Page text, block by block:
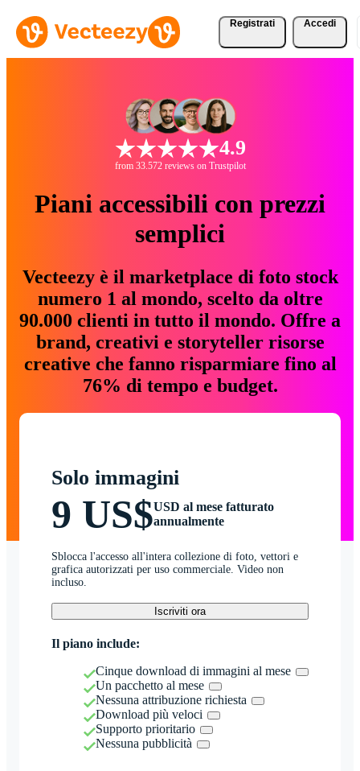
Registrati Accedi
4.9
from 33.572 reviews on Trustpilot
Piani accessibili con prezzi
semplici
Vecteezy è il marketplace di foto stock
numero 1 al mondo, scelto da oltre
90.000 clienti in tutto il mondo. Offre a
brand, creativi e storyteller risorse
creative che fanno risparmiare fino al
76% di tempo e budget.
Solo immagini
9 US$USD al mese fatturato
annualmente
Sblocca l'accesso all'intera collezione di foto, vettori e
grafica autorizzati per uso commerciale. Video non
incluso.
Iscriviti ora
Il piano include:
Cinque download di immagini al mese
Un pacchetto al mese
Nessuna attribuzione richiesta
Download più veloci
Supporto prioritario
Nessuna pubblicità